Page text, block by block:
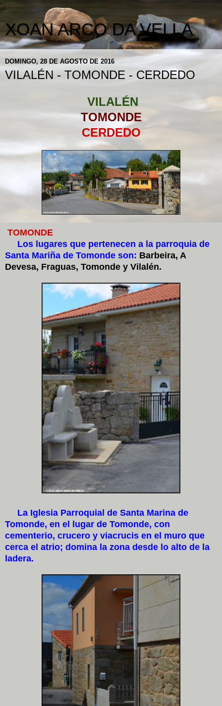
XOAN ARCO DA VELLA
DOMINGO, 28 DE AGOSTO DE 2016
VILALÉN - TOMONDE - CERDEDO
VILALÉN
TOMONDE
CERDEDO
TOMONDE
Los lugares que pertenecen a la parroquia de
Santa Mariña de Tomonde son: Barbeira, A
Devesa, Fraguas, Tomonde y Vilalén.
La Iglesia Parroquial de Santa Marina de
Tomonde, en el lugar de Tomonde, con
cementerio, crucero y viacrucis en el muro que
cerca el atrio; domina la zona desde lo alto de la
ladera.